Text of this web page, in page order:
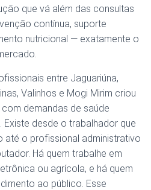
que vá além das consultas
contínua, suporte
nutricional — exatamente o
entre Jaguariúna,
Valinhos e Mogi Mirim criou
demandas de saúde
desde o trabalhador que
até o profissional administrativo
Há quem trabalhe em
ou agrícola, e há quem
ao público. Esse